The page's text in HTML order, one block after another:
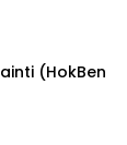
(HokBen